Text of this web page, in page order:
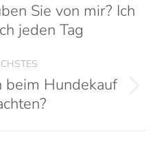
Sie von mir? Ich
jeden Tag
beim Hundekauf